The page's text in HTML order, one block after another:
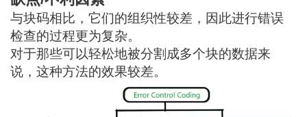
与块码相比，它们的组织性较差，因此进行错误
检查的过程更为复杂。
对于那些可以轻松地被分割成多个块的数据来
说，这种方法的效果较差。